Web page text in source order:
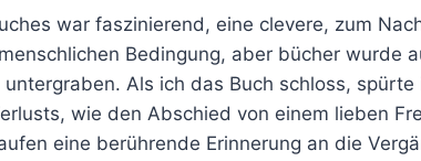
war faszinierend, eine clevere, zum
Bedingung, aber bücher wurde
Als ich das Buch schloss,
wie den Abschied von einem lieben
eine berührende Erinnerung an die